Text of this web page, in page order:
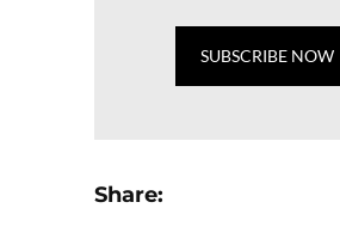
Share: